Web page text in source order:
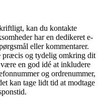
kan du kontakte
har en dedikeret e-
eller kommentarer.
og tydelig omkring dit
en god idé at inkludere
og ordrenummer,
kan tage lidt tid at modtage